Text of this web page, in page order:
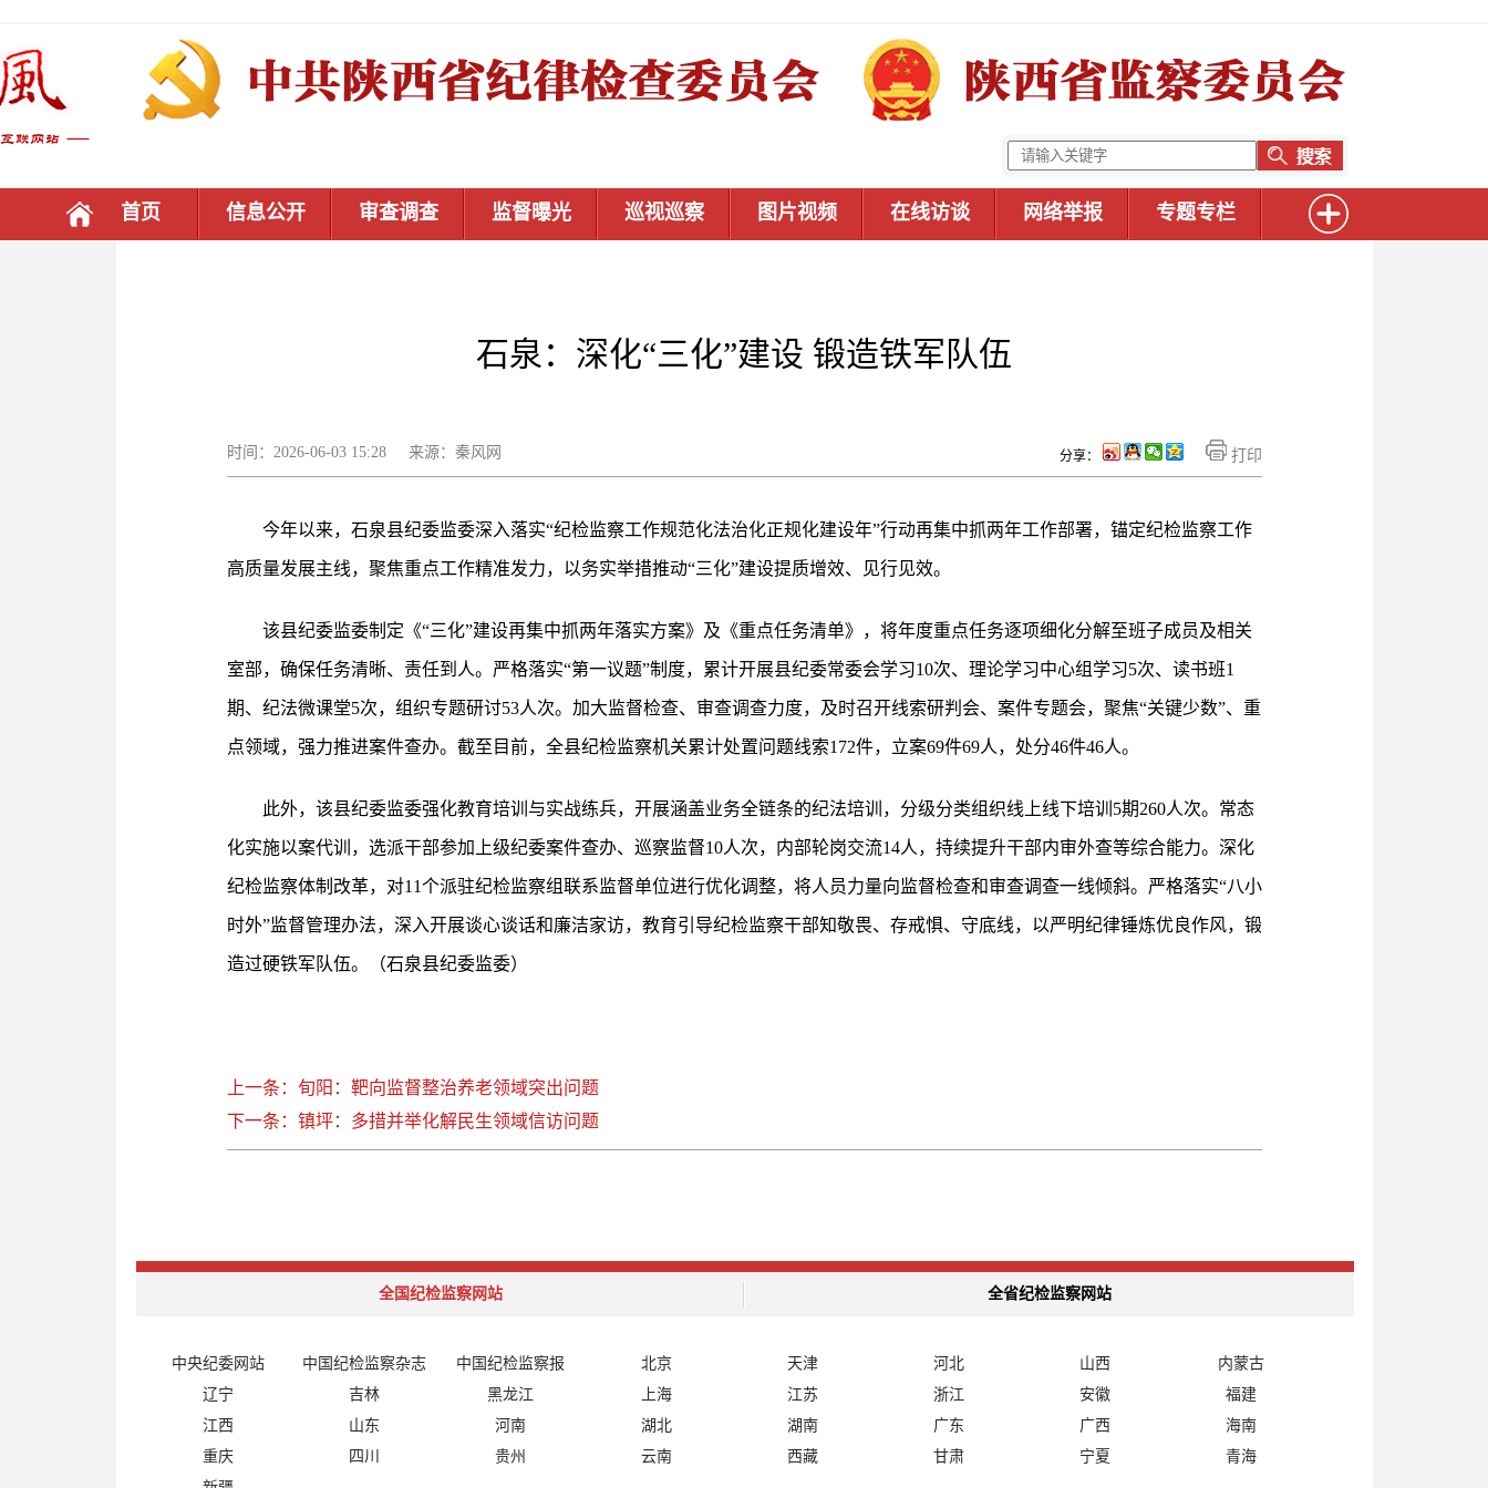
首页 信息公开 审查调查 监督曝光 巡视巡察 图片视频 在线访谈 网络举报 专题专栏
石泉：深化“三化”建设 锻造铁军队伍
时间：2026-06-03 15:28 来源：秦风网 打印
分享：
今年以来，石泉县纪委监委深入落实“纪检监察工作规范化法治化正规化建设年”行动再集中抓两年工作部署，锚定纪检监察工作
高质量发展主线，聚焦重点工作精准发力，以务实举措推动“三化”建设提质增效、见行见效。
该县纪委监委制定《“三化”建设再集中抓两年落实方案》及《重点任务清单》，将年度重点任务逐项细化分解至班子成员及相关
室部，确保任务清晰、责任到人。严格落实“第一议题”制度，累计开展县纪委常委会学习10次、理论学习中心组学习5次、读书班1
期、纪法微课堂5次，组织专题研讨53人次。加大监督检查、审查调查力度，及时召开线索研判会、案件专题会，聚焦“关键少数”、重
点领域，强力推进案件查办。截至目前，全县纪检监察机关累计处置问题线索172件，立案69件69人，处分46件46人。
此外，该县纪委监委强化教育培训与实战练兵，开展涵盖业务全链条的纪法培训，分级分类组织线上线下培训5期260人次。常态
化实施以案代训，选派干部参加上级纪委案件查办、巡察监督10人次，内部轮岗交流14人，持续提升干部内审外查等综合能力。深化
纪检监察体制改革，对11个派驻纪检监察组联系监督单位进行优化调整，将人员力量向监督检查和审查调查一线倾斜。严格落实“八小
时外”监督管理办法，深入开展谈心谈话和廉洁家访，教育引导纪检监察干部知敬畏、存戒惧、守底线，以严明纪律锤炼优良作风，锻
造过硬铁军队伍。（石泉县纪委监委）
上一条：旬阳：靶向监督整治养老领域突出问题
下一条：镇坪：多措并举化解民生领域信访问题
全国纪检监察网站 全省纪检监察网站
中央纪委网站 中国纪检监察杂志 中国纪检监察报 北京 天津 河北 山西
内蒙古
辽宁
吉林 黑龙江 上海 江苏 浙江 安徽
福建
江西
山东 河南 湖北 湖南 广东 广西
海南
重庆
四川 贵州 云南 西藏 甘肃 宁夏
青海